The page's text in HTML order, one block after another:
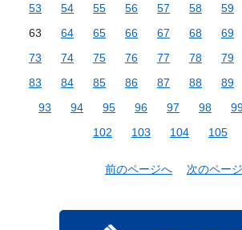
53
54 55 56 57 58 59
63
64 65 66 67 68 69
73
74 75 76 77 78 79
83
84 85 86 87 88 89
93
94 95 96 97 98
102
103 104 105
前のページへ 次のペー